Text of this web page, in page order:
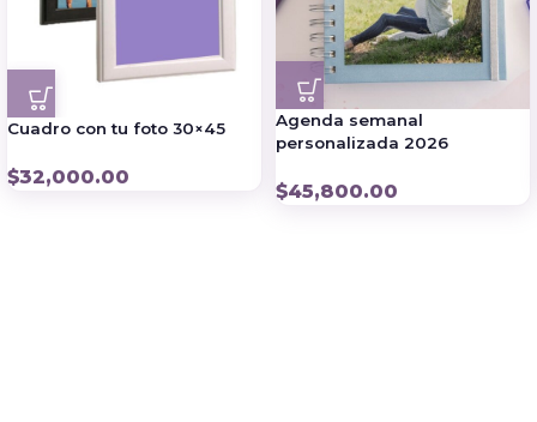
Cuadro con tu foto 30×45
$32,000.00
Agenda semanal
personalizada 2026
$45,800.00